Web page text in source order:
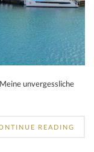
unvergessliche
READING